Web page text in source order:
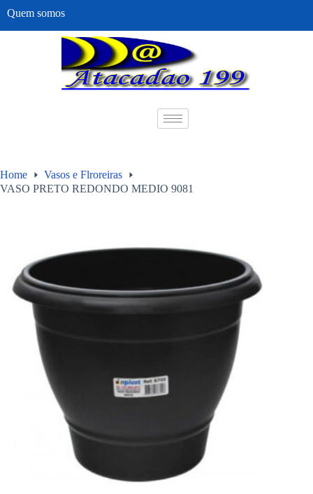
Quem somos
Home
Vasos e Flroreiras
VASO PRETO REDONDO MEDIO 9081